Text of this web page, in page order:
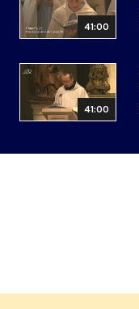
41:00
41:00